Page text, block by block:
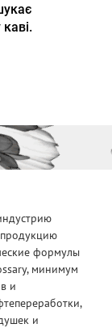
продукцию
формулы
минимум
и
и